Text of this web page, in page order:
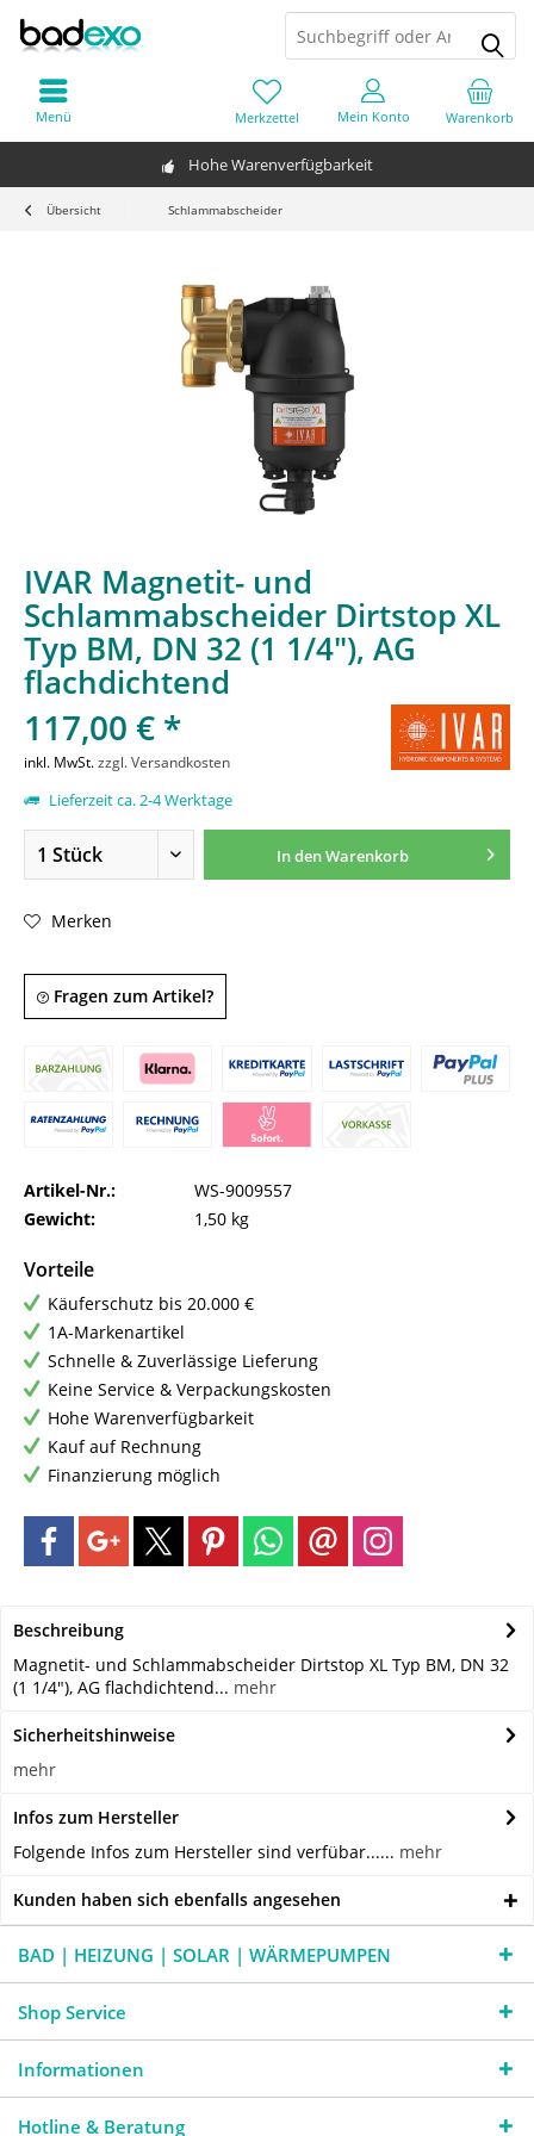
Hohe Warenverfügbarkeit
Warenkorb
Merkzettel Mein Konto
Menü
Übersicht Schlammabscheider
IVAR Magnetit- und
Schlammabscheider Dirtstop XL
Typ BM, DN 32 (1 1/4"), AG
flachdichtend
117,00 € *
inkl. MwSt.zzgl. Versandkosten
Lieferzeit ca. 2-4 Werktage
In denWarenkorb
Merken
Fragen zum Artikel?
Artikel-Nr.:
WS-9009557
Gewicht:
1,50 kg
Vorteile
Käuferschutz bis 20.000 €
1A-Markenartikel
Schnelle & Zuverlässige Lieferung
Keine Service & Verpackungskosten
Hohe Warenverfügbarkeit
Kauf auf Rechnung
Finanzierung möglich
Beschreibung
Magnetit- und Schlammabscheider Dirtstop XL Typ BM, DN 32
(1 1/4"), AG flachdichtend... mehr
Sicherheitshinweise
mehr
Infos zum Hersteller
Folgende Infos zum Hersteller sind verfübar...... mehr
Kunden haben sich ebenfalls angesehen
BAD | HEIZUNG | SOLAR | WÄRMEPUMPEN
Shop Service
Informationen
Hotline & Beratung